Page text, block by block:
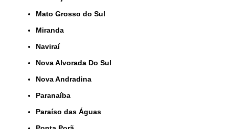
Mato Grosso do Sul
Miranda
Naviraí
Nova Alvorada Do Sul
Nova Andradina
Paranaíba
Paraíso das Águas